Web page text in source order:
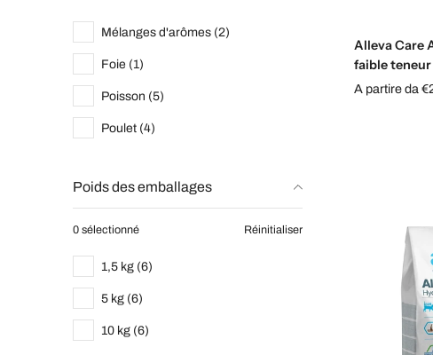
Mélanges d'arômes (2)
Foie (1)
Poisson (5)
Poulet (4)
Poids des emballages
0 sélectionné Réinitialiser
1,5 kg (6)
5 kg (6)
10 kg (6)
Alleva Care
faible teneur
A partire da